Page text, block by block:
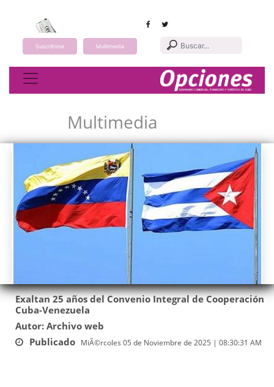
Suscribirse Multimedia
Toggle navigation
Multimedia
Exaltan 25 años del Convenio Integral de Cooperación
Cuba-Venezuela
Autor: Archivo web
Publicado MiÃ©rcoles 05 de Noviembre de 2025 | 08:30:31 AM